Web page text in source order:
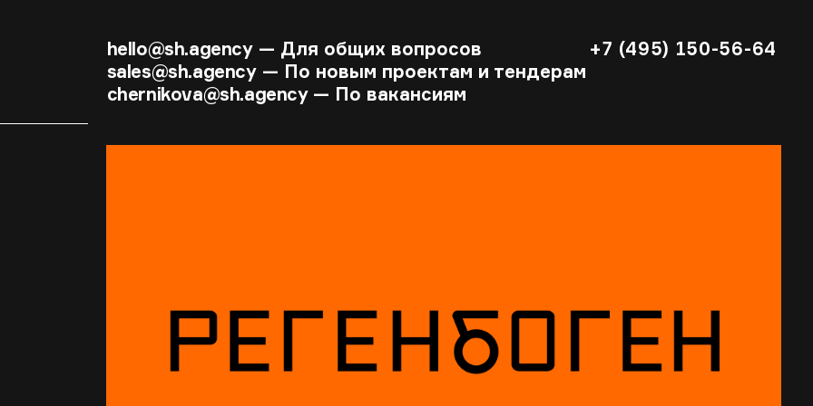
hello@sh.agency— Для общих вопросов
sales@sh.agency— По новым проектам и тендерам
chernikova@sh.agency — По вакансиям
+7 (495) 150-56-64